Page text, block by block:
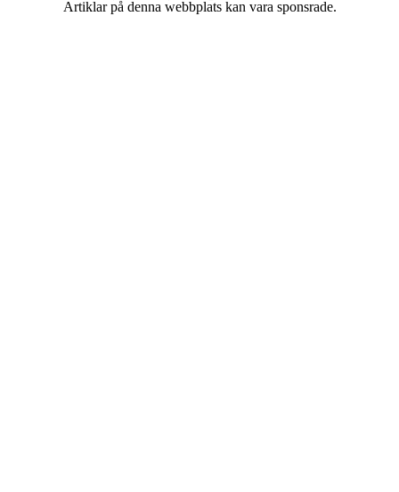
Artiklar på denna webbplats kan vara sponsrade.